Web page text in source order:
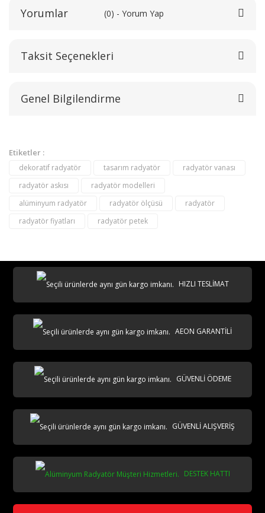
Yorumlar (0) - Yorum Yap
Bu ürüne ilk yorumu siz yapın!
Yorum Yaz
Taksit Seçenekleri
Genel Bilgilendirme
aks
Etiketler :
dekoratif radyatör tasarım radyatör
radyatör vanası
radyatör askısı
radyatör modelleri
alüminyum radyatör
radyatör ölçüsü
radyatör
radyatör fiyatları
radyatör petek
HIZLI TESLİMAT
AEON GARANTİLİ
GÜVENLİ ÖDEME
GÜVENLİ ALIŞVERİŞ
DESTEK HATTI